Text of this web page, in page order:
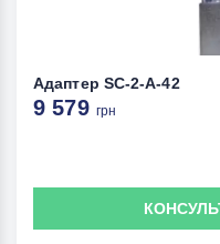
Адаптер SC-2-A-42
9 579 грн